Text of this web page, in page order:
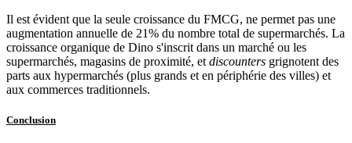
Il est évident que la seule croissance du FMCG, ne permet pas une
augmentation annuelle de 21% du nombre total de supermarchés. La
croissance organique de Dino s'inscrit dans un marché ou les
supermarchés, magasins de proximité, et discounters grignotent des
parts aux hypermarchés (plus grands et en périphérie des villes) et
aux commerces traditionnels.
Conclusion